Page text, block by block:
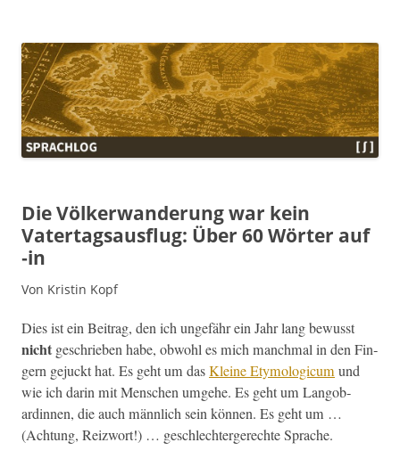
Die Völkerwanderung war kein
Vatertagsausflug: Über 60 Wörter auf
‑in
Von Kristin Kopf
Dies ist ein Beitrag, den ich unge­fähr ein Jahr lang bewusst
nichtgeschrieben habe, obwohl es mich manch­mal in den Fin­
gern gejuckt hat. Es geht um dasKleine Ety­mo­log­icumund
wie ich darin mit Men­schen umge­he. Es geht um Lan­go­b­
ardinnen, die auch männlich sein kön­nen. Es geht um …
(Achtung, Reiz­wort!) … geschlechterg­erechte Sprache.